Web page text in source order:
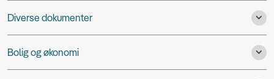
Diverse dokumenter
Bolig og økonomi